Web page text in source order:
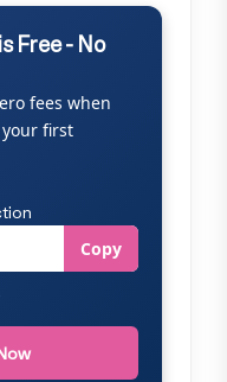
Free - No
fees when
first
Copy